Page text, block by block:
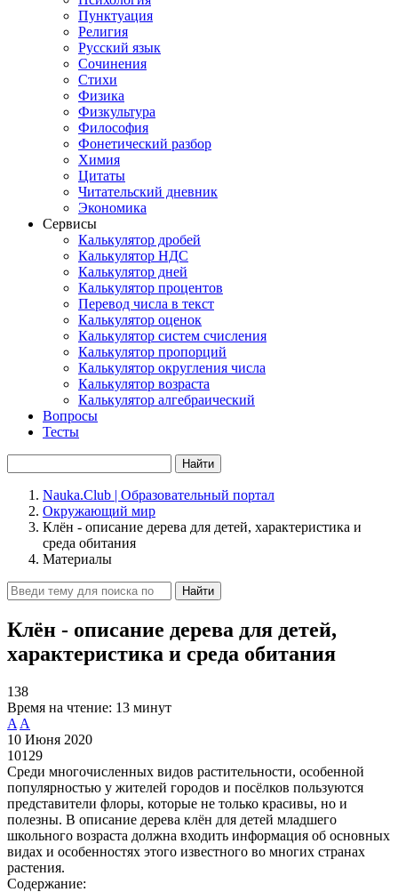
Пунктуация
Религия
Русский язык
Сочинения
Стихи
Физика
Физкультура
Философия
Фонетический разбор
Химия
Цитаты
Читательский дневник
Экономика
Сервисы
Калькулятор дробей
Калькулятор НДС
Калькулятор дней
Калькулятор процентов
Перевод числа в текст
Калькулятор оценок
Калькулятор систем счисления
Калькулятор пропорций
Калькулятор округления числа
Калькулятор возраста
Калькулятор алгебраический
Вопросы
Тесты
Найти
Nauka.Club | Образовательный портал
Окружающий мир
Клён - описание дерева для детей, характеристика и
среда обитания
Материалы
Найти
Клён - описание дерева для детей,
характеристика и среда обитания
138
Время на чтение: 13 минут
A A
10 Июня 2020
10129
Среди многочисленных видов растительности, особенной
популярностью у жителей городов и посёлков пользуются
представители флоры, которые не только красивы, но и
полезны. В описание дерева клён для детей младшего
школьного возраста должна входить информация об основных
видах и особенностях этого известного во многих странах
растения.
Содержание: